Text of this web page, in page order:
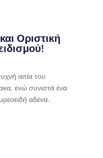
Οριστική
αιτία του
ενώ συνιστά ένα
αδένα.